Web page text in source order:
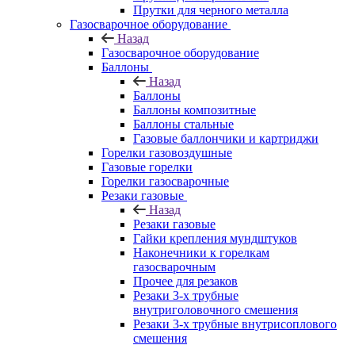
Прутки для черного металла
Газосварочное оборудование
Назад
Газосварочное оборудование
Баллоны
Назад
Баллоны
Баллоны композитные
Баллоны стальные
Газовые баллончики и картриджи
Горелки газовоздушные
Газовые горелки
Горелки газосварочные
Резаки газовые
Назад
Резаки газовые
Гайки крепления мундштуков
Наконечники к горелкам
газосварочным
Прочее для резаков
Резаки 3-х трубные
внутриголовочного смешения
Резаки 3-х трубные внутрисоплового
смешения